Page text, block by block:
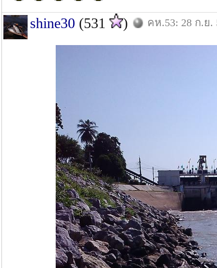
shine30 (531 ) คห.53: 28 ก.ย.